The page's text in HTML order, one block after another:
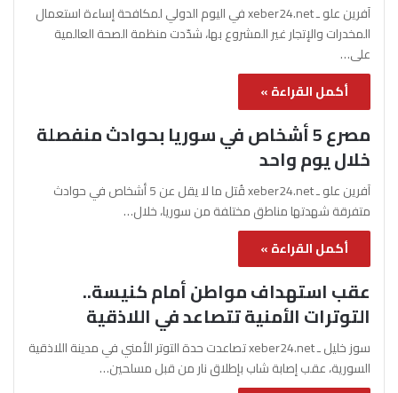
آفرين علو ـ xeber24.net في اليوم الدولي لمكافحة إساءة استعمال
المخدرات والإتجار غير المشروع بها، شدّدت منظمة الصحة العالمية
على…
أكمل القراءة »
مصرع 5 أشخاص في سوريا بحوادث منفصلة
خلال يوم واحد
آفرين علو ـ xeber24.net قُتل ما لا يقل عن 5 أشخاص في حوادث
متفرقة شهدتها مناطق مختلفة من سوريا، خلال…
أكمل القراءة »
عقب استهداف مواطن أمام كنيسة..
التوترات الأمنية تتصاعد في اللاذقية
سوز خليل ـ xeber24.net تصاعدت حدة التوتر الأمني في مدينة اللاذقية
السورية، عقب إصابة شاب بإطلاق نار من قبل مسلحين…